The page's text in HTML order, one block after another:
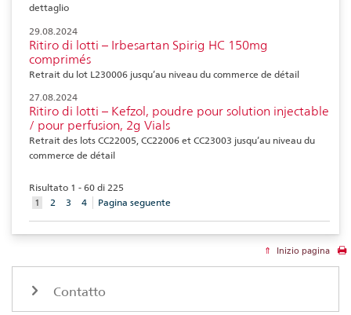
dettaglio
29.08.2024
Ritiro di lotti – Irbesartan Spirig HC 150mg
comprimés
Retrait du lot L230006 jusqu’au niveau du commerce de détail
27.08.2024
Ritiro di lotti – Kefzol, poudre pour solution injectable
/ pour perfusion, 2g Vials
Retrait des lots CC22005, CC22006 et CC23003 jusqu’au niveau du
commerce de détail
Risultato 1 - 60 di 225
1 aktuelles
Element
2 3 4 Pagina seguente
Inizio pagina
Contatto